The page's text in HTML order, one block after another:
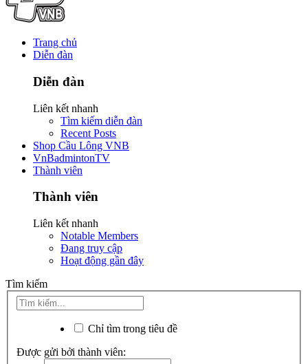
Trang chủ
Diễn đàn
Diễn đàn
Liên kết nhanh
Tìm kiếm diễn đàn
Recent Posts
Shop Cầu Lông VNB
VnBadmintonTV
Thành viên
Thành viên
Liên kết nhanh
Notable Members
Đang truy cập
Hoạt động gần đây
Tìm kiếm
Chỉ tìm trong tiêu đề
Được gửi bởi thành viên: